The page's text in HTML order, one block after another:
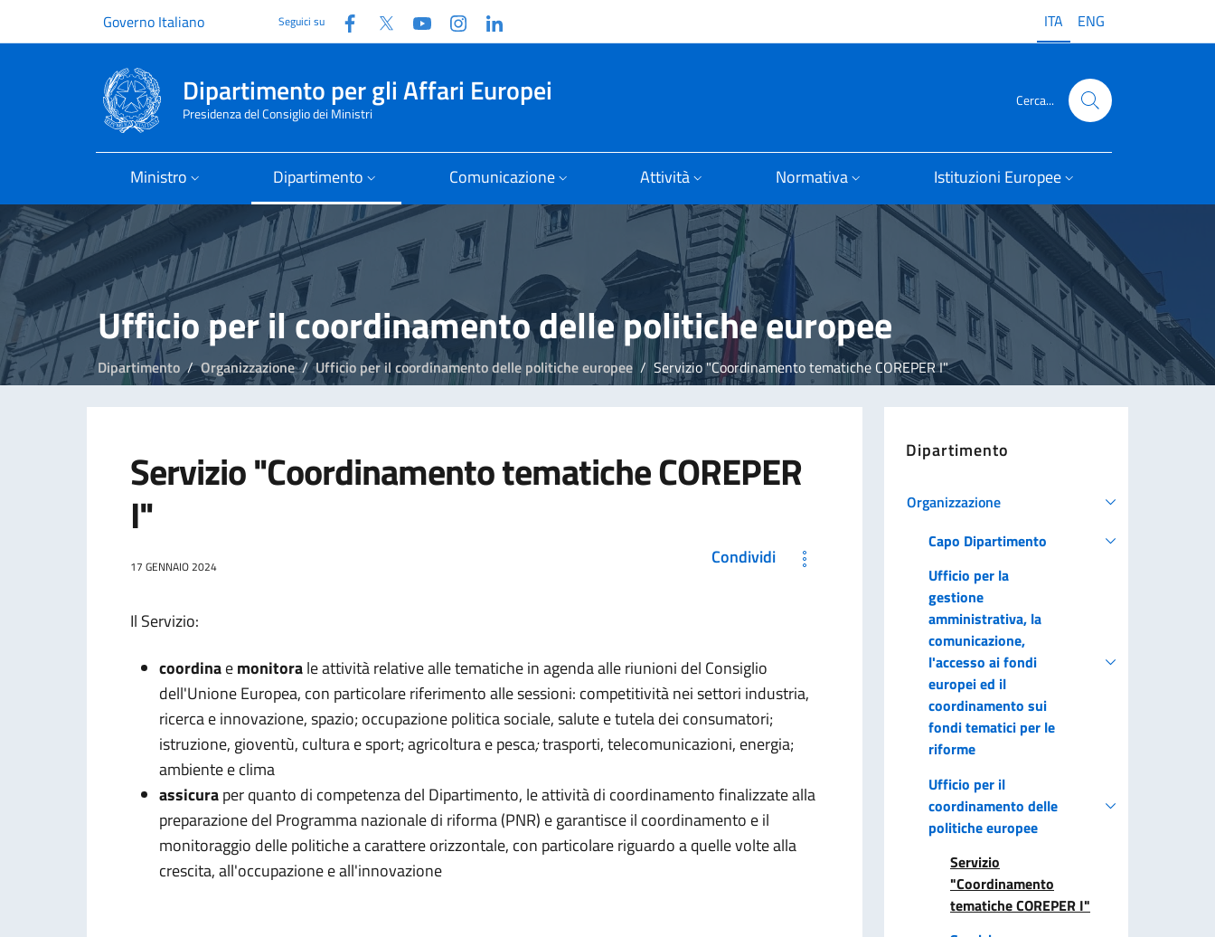
Governo Italiano Seguici su Facebook
Twitter YouTubeInstagram ITA ENG
Dipartimento per gli Affari Europei
Presidenza del Consiglio dei Ministri
Cerca...
Ministro Dipartimento Comunicazione Attività Normativa Istituzioni Europee
Ufficio per il coordinamento delle politiche europee
Dipartimento Organizzazione Ufficio per il coordinamento delle politiche europee Servizio "Coordinamento tematiche COREPER I"
Servizio "Coordinamento tematiche COREPER
I"
17 GENNAIO 2024 Condividi
Il Servizio:
coordinaemonitorale attività relative alle tematiche in agenda alle riunioni del Consiglio
dell'Unione Europea, con particolare riferimento alle sessioni: competitività nei settori industria,
ricerca e innovazione, spazio; occupazione politica sociale, salute e tutela dei consumatori;
istruzione, gioventù, cultura e sport; agricoltura e pesca;trasporti, telecomunicazioni, energia;
ambiente e clima
assicuraper quanto di competenza del Dipartimento, le attività di coordinamento finalizzate alla
preparazione del Programma nazionale di riforma (PNR) e garantisce il coordinamento e il
monitoraggio delle politiche a carattere orizzontale, con particolare riguardo a quelle volte alla
crescita, all'occupazione e all'innovazione
Dipartimento
Organizzazione
Capo Dipartimento
Ufficio per la
gestione
amministrativa, la
comunicazione,
l'accesso ai fondi
europei ed il
coordinamento sui
fondi tematici per le
riforme
Ufficio per il
coordinamento delle
politiche europee
Servizio
"Coordinamento
tematiche COREPER I"